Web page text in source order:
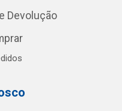
Devolução